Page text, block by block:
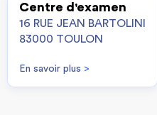
Centre d'examen
16 RUE JEAN BARTOLINI
83000 TOULON
En savoir plus >